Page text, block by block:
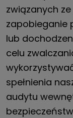
związanych
zapobieganie
lub
celu
spełnienia
audytu